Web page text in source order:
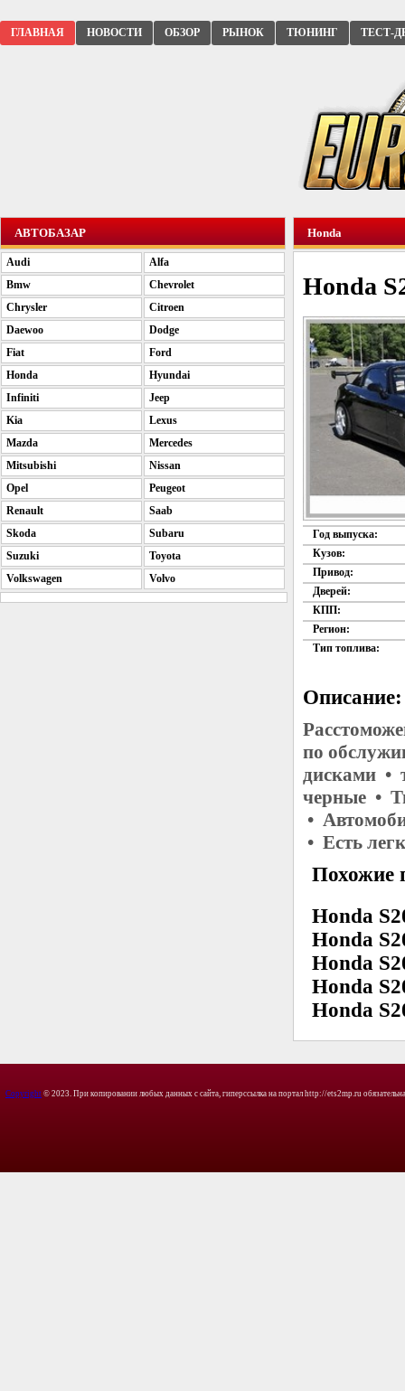
ГЛАВНАЯ НОВОСТИ ОБЗОР РЫНОК ТЮНИНГ ТЕСТ-
Honda
Honda
Год выпуска:
Кузов:
Привод:
Дверей:
КПП:
Регион:
Тип топлива:
Описание:
по
дисками •
черные •
•
• Есть
Похожие
Honda
Honda
Honda
Honda
Honda
АВТОБАЗАР
Audi
Alfa
Bmw
Chevrolet
Chrysler
Citroen
Daewoo
Dodge
Fiat
Ford
Honda
Hyundai
Infiniti
Jeep
Kia
Lexus
Mazda
Mercedes
Mitsubishi
Nissan
Opel
Peugeot
Renault
Saab
Skoda
Subaru
Suzuki
Toyota
Volkswagen
Volvo
Copyright © 2023. При копировании любых данных с сайта, гиперссылка на портал http://ets2mp.ru